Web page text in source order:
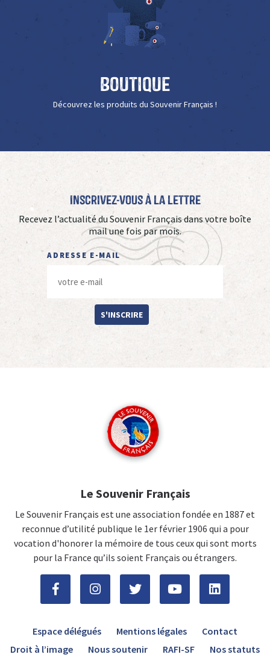
Boutique
Découvrez les produits du Souvenir Français !
Inscrivez-vous à La Lettre
Recevez l’actualité du Souvenir Français dans votre boîte
mail une fois par mois.
ADRESSE E-MAIL
S'INSCRIRE
Le Souvenir Français
Le Souvenir Français est une association fondée en 1887 et
reconnue d’utilité publique le 1er février 1906 qui a pour
vocation d'honorer la mémoire de tous ceux qui sont morts
pour la France qu’ils soient Français ou étrangers.
Espace délégués Mentions légales
Contact
Droit à l’image
Nous soutenir RAFI-SF Nos statuts